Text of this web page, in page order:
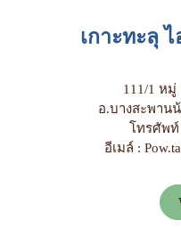
เกาะทะลุ
111/1 หมู่
อ.บางสะพาน
โทรศัพท์
อีเมล์ :